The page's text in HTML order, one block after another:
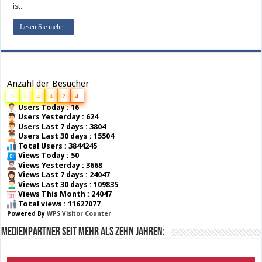
ist.
Lesen Sie mehr...
Anzahl der Besucher
3 8 4 4 2 4
Users Today : 16
Users Yesterday : 624
Users Last 7 days : 3804
Users Last 30 days : 15504
Total Users : 3844245
Views Today : 50
Views Yesterday : 3668
Views Last 7 days : 24047
Views Last 30 days : 109835
Views This Month : 24047
Total views : 11627077
Powered ByWPS Visitor Counter
Medienpartner seit mehr als zehn Jahren: